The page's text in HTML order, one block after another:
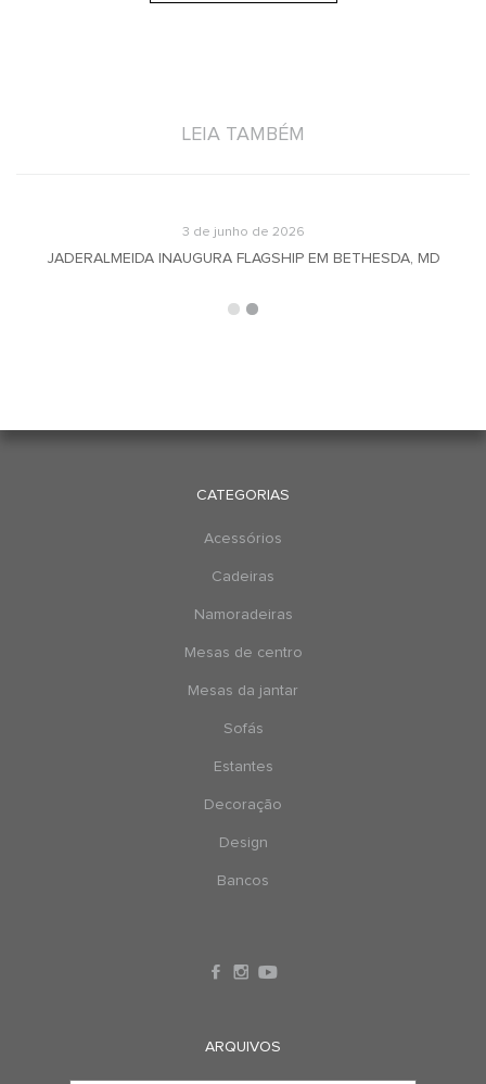
LEIA TAMBÉM
3 de junho de 2026
JADERALMEIDA INAUGURA FLAGSHIP EM BETHESDA, MD
CATEGORIAS
Acessórios
Cadeiras
Namoradeiras
Mesas de centro
Mesas da jantar
Sofás
Estantes
Decoração
Design
Bancos
ARQUIVOS